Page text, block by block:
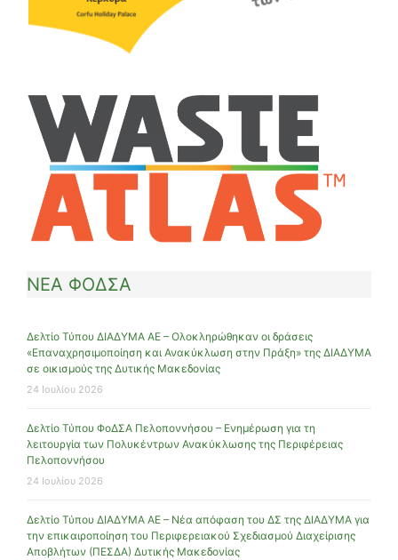
ΝΕΑ ΦΟΔΣΑ
Δελτίο Τύπου ΔΙΑΔΥΜΑ ΑΕ – Ολοκληρώθηκαν οι δράσεις
«Επαναχρησιμοποίηση και Ανακύκλωση στην Πράξη» της ΔΙΑΔΥΜΑ
σε οικισμούς της Δυτικής Μακεδονίας
24 Ιουλίου 2026
Δελτίο Τύπου ΦοΔΣΑ Πελοποννήσου – Ενημέρωση για τη
λειτουργία των Πολυκέντρων Ανακύκλωσης της Περιφέρειας
Πελοποννήσου
24 Ιουλίου 2026
Δελτίο Τύπου ΔΙΑΔΥΜΑ ΑΕ – Νέα απόφαση του ΔΣ της ΔΙΑΔΥΜΑ για
την επικαιροποίηση του Περιφερειακού Σχεδιασμού Διαχείρισης
Αποβλήτων (ΠΕΣΔΑ) Δυτικής Μακεδονίας